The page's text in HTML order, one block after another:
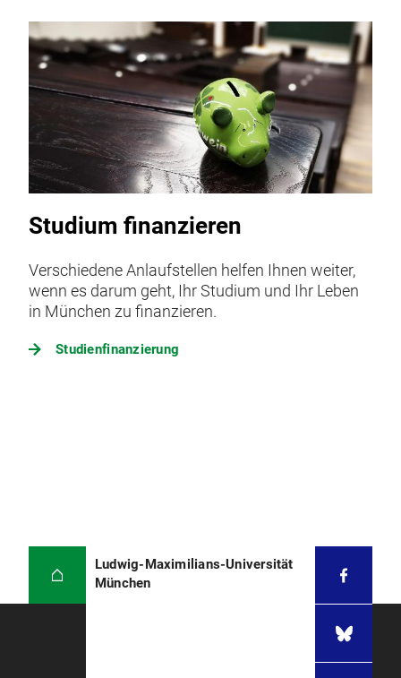
Studium finanzieren
Verschiedene Anlaufstellen helfen Ihnen weiter,
wenn es darum geht, Ihr Studium und Ihr Leben
in München zu finanzieren.
Studienfinanzierung
Ludwig-Maximilians-Universität
München